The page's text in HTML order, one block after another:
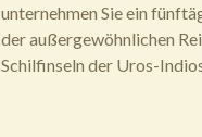
unternehmen Sie ein
der außergewöhnlichen
Schilfinseln der Uros-